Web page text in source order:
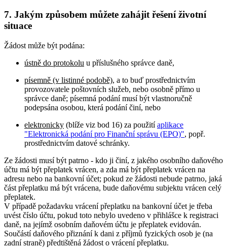
7. Jakým způsobem můžete zahájit řešení životní
situace
Žádost může být podána:
ústně do protokolu u příslušného správce daně,
písemně (v listinné podobě), a to buď prostřednictvím
provozovatele poštovních služeb, nebo osobně přímo u
správce daně; písemná podání musí být vlastnoručně
podepsána osobou, která podání činí, nebo
elektronicky (blíže viz bod 16) za použitíaplikace
"Elektronická podání pro Finanční správu (EPO)", popř.
prostřednictvím datové schránky.
Ze žádosti musí být patrno - kdo ji činí, z jakého osobního daňového
účtu má být přeplatek vrácen, a zda má být přeplatek vrácen na
adresu nebo na bankovní účet; pokud ze žádosti nebude patrno, jaká
část přeplatku má být vrácena, bude daňovému subjektu vrácen celý
přeplatek.
V případě požadavku vrácení přeplatku na bankovní účet je třeba
uvést číslo účtu, pokud toto nebylo uvedeno v přihlášce k registraci
daně, na jejímž osobním daňovém účtu je přeplatek evidován.
Součástí daňového přiznání k dani z příjmů fyzických osob je (na
zadní straně) předtištěná žádost o vrácení přeplatku.